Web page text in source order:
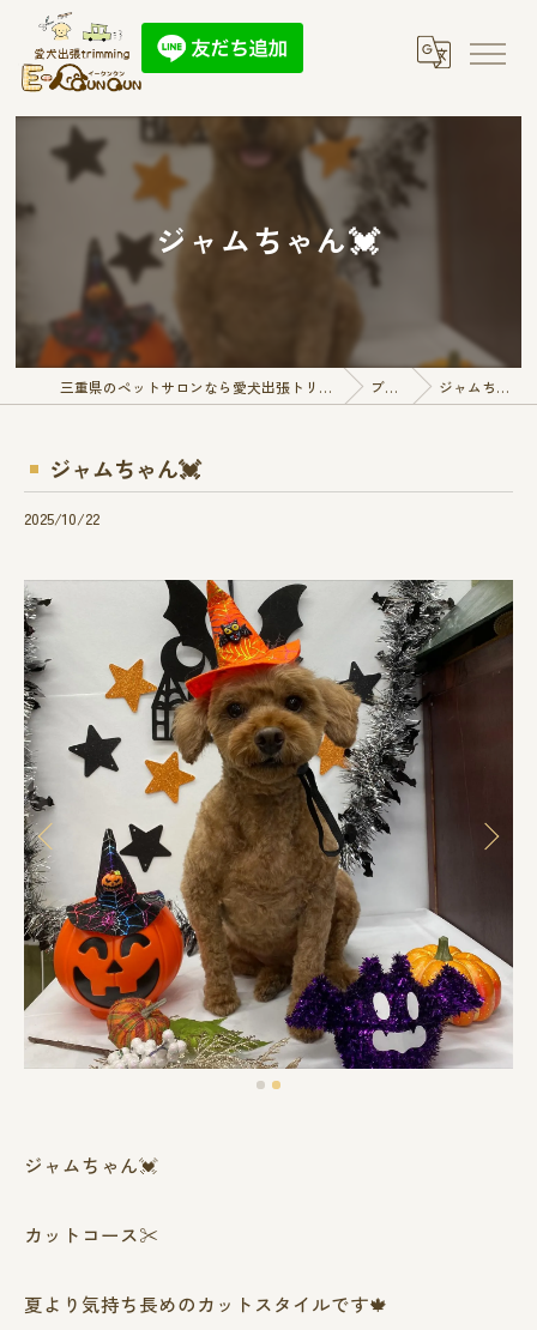
ジャムちゃん💓
三重県のペットサロンなら愛犬出張トリミング E-QunQun ブログ ジャムちゃん💓
ジャムちゃん💓
2025/10/22
ジャムちゃん💓
カットコース✂️
夏より気持ち長めのカットスタイルです🍁